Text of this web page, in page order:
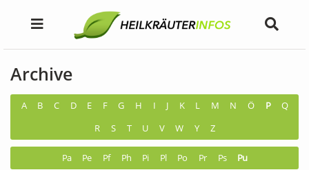
Archive
A B C D E F G H I J K L M N Ö P
Q
R
S T U V W Y Z
Pa Pe Pf Ph Pi Pl Po Pr Ps Pu